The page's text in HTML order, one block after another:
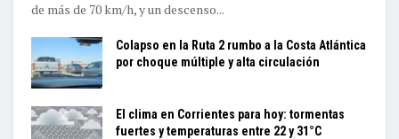
de más de 70 km/h, y un descenso...
Colapso en la Ruta 2 rumbo a la Costa Atlántica
por choque múltiple y alta circulación
El clima en Corrientes para hoy: tormentas
fuertes y temperaturas entre 22 y 31°C